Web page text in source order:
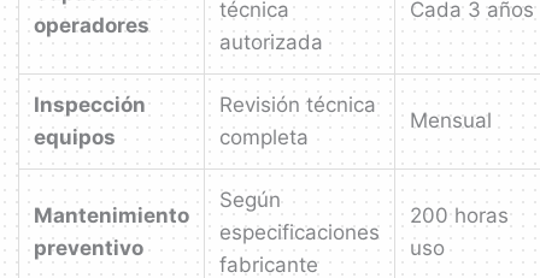
operadores
técnica
autorizada
Cada 3 años
Inspección
equipos
Revisión técnica
completa
Mensual
Mantenimiento
preventivo
Según
especificaciones
fabricante
200 horas
uso